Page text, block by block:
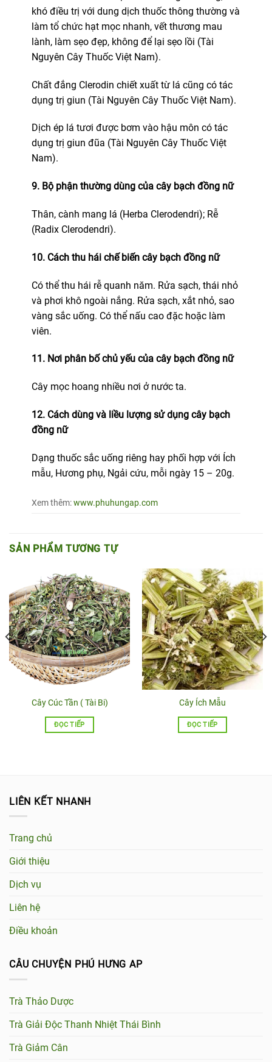
khó điều trị với dung dịch thuốc thông thường và
làm tổ chức hạt mọc nhanh, vết thương mau
lành, làm sẹo đẹp, không để lại sẹo lồi (Tài
Nguyên Cây Thuốc Việt Nam).
Chất đắng Clerodin chiết xuất từ lá cũng có tác
dụng trị giun (Tài Nguyên Cây Thuốc Việt Nam).
Dịch ép lá tươi được bơm vào hậu môn có tác
dụng trị giun đũa (Tài Nguyên Cây Thuốc Việt
Nam).
9. Bộ phận thường dùng của cây bạch đồng nữ
Thân, cành mang lá (Herba Clerodendri); Rễ
(Radix Clerodendri).
10. Cách thu hái chế biến cây bạch đồng nữ
Có thể thu hái rễ quanh năm. Rửa sạch, thái nhỏ
và phơi khô ngoài nắng. Rửa sạch, xắt nhỏ, sao
vàng sắc uống. Có thể nấu cao đặc hoặc làm
viên.
11. Nơi phân bố chủ yếu của cây bạch đồng nữ
Cây mọc hoang nhiều nơi ở nước ta.
12. Cách dùng và liều lượng sử dụng cây bạch
đồng nữ
Dạng thuốc sắc uống riêng hay phối hợp với Ích
mẫu, Hương phụ, Ngải cứu, mỗi ngày 15 – 20g.
Xem thêm:www.phuhungap.com
SẢN PHẨM TƯƠNG TỰ
Cây Cúc Tần ( Tài Bi)
ĐỌC TIẾP
Cây Ích Mẫu
ĐỌC TIẾP
LIÊN KẾT NHANH
Trang chủ
Giới thiệu
Dịch vụ
Liên hệ
Điều khoản
CÂU CHUYỆN PHÚ HƯNG AP
Trà Thảo Dược
Trà Giải Độc Thanh Nhiệt Thái Bình
Trà Giảm Cân